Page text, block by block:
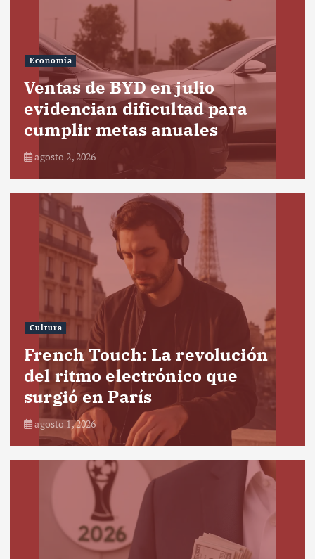
Economía
Ventas de BYD en julio
evidencian dificultad para
cumplir metas anuales
agosto 2, 2026
Cultura
French Touch: La revolución
del ritmo electrónico que
surgió en París
agosto 1, 2026